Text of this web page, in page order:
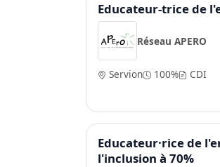
Educateur-trice de
Réseau APERO
Servion 100% CDI
Educateur·rice de
l'inclusion à 70%